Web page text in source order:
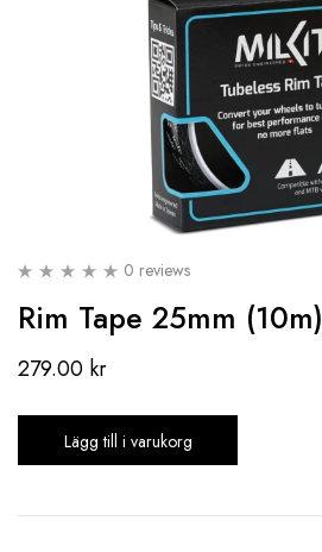
0 reviews
Rim Tape 25mm (10m)
279.00 kr
Lägg till i varukorg